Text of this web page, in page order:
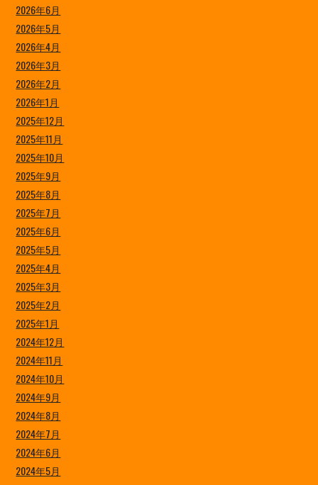
2026年6月
2026年5月
2026年4月
2026年3月
2026年2月
2026年1月
2025年12月
2025年11月
2025年10月
2025年9月
2025年8月
2025年7月
2025年6月
2025年5月
2025年4月
2025年3月
2025年2月
2025年1月
2024年12月
2024年11月
2024年10月
2024年9月
2024年8月
2024年7月
2024年6月
2024年5月